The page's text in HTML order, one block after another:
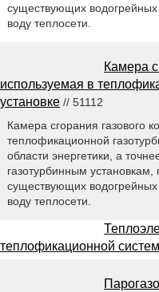
существующих
воду теплосети.
Камера
используемая в
установке // 51112
Камера сгорания газового
теплофикационной
области энергетики, а
газотурбинным
существующих
воду теплосети.
теплофикационной